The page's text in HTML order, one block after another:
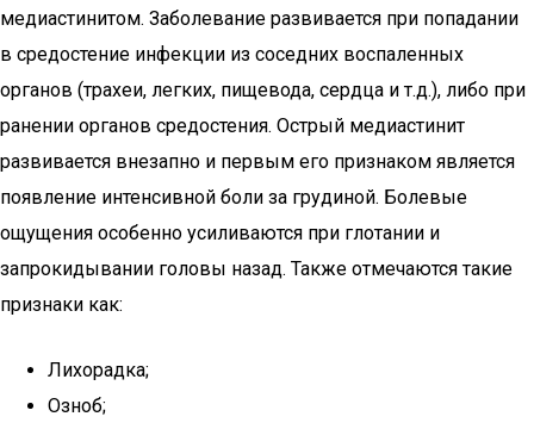
медиастинитом. Заболевание развивается при попадании
в средостение инфекции из соседних воспаленных
органов (трахеи, легких, пищевода, сердца и т.д.), либо при
ранении органов средостения. Острый медиастинит
развивается внезапно и первым его признаком является
появление интенсивной боли за грудиной. Болевые
ощущения особенно усиливаются при глотании и
запрокидывании головы назад. Также отмечаются такие
признаки как:
Лихорадка;
Озноб;